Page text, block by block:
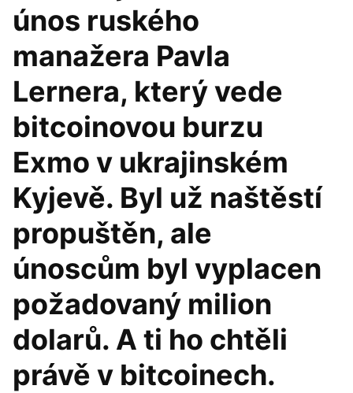
únos ruského
manažera Pavla
Lernera, který vede
bitcoinovou burzu
Exmo v ukrajinském
Kyjevě. Byl už naštěstí
propuštěn, ale
únoscům byl vyplacen
požadovaný milion
dolarů. A ti ho chtěli
právě v bitcoinech.